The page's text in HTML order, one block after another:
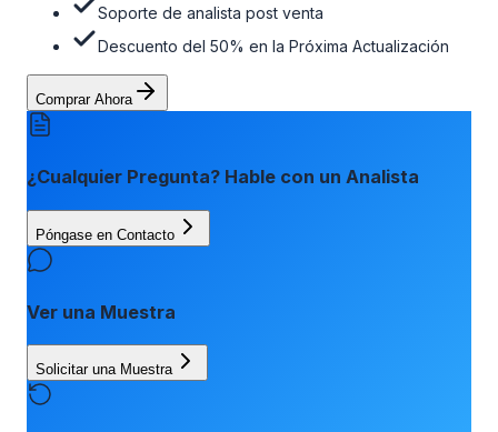
Soporte de analista post venta
Descuento del 50% en la Próxima Actualización
Comprar Ahora
¿Cualquier Pregunta? Hable con un Analista
Póngase en Contacto
Ver una Muestra
Solicitar una Muestra